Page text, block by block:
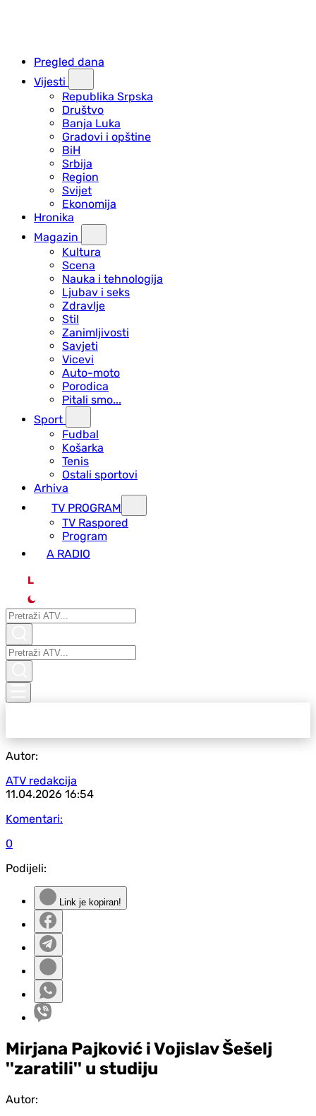
Pregled dana
Vijesti
Republika Srpska
Društvo
Banja Luka
Gradovi i opštine
BiH
Srbija
Region
Svijet
Ekonomija
Hronika
Magazin
Kultura
Scena
Nauka i tehnologija
Ljubav i seks
Zdravlje
Stil
Zanimljivosti
Savjeti
Vicevi
Auto-moto
Porodica
Pitali smo...
Sport
Fudbal
Košarka
Tenis
Ostali sportovi
Arhiva
TV PROGRAM
ТV Raspored
Program
A RADIO
L
Autor:
ATV redakcija
11.04.2026 16:54
Komentari:
0
Podijeli:
Link je kopiran!
Mirjana Pajković i Vojislav Šešelj
''zaratili'' u studiju
Autor: